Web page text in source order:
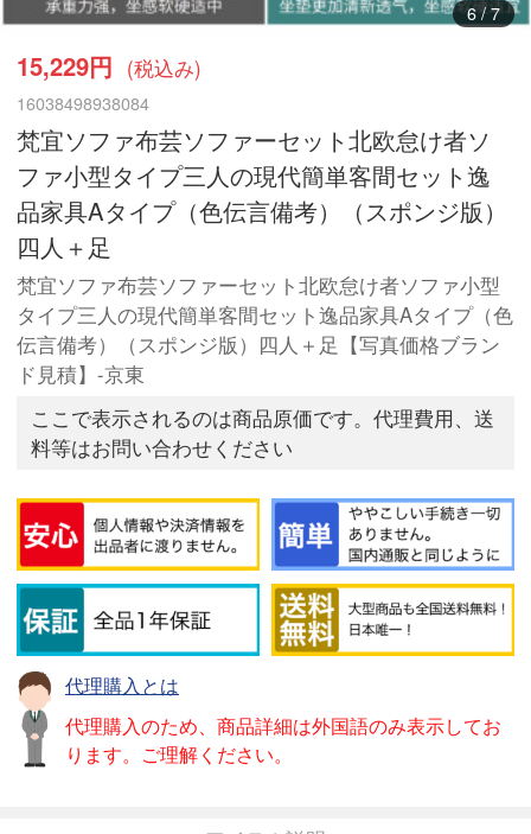
7/7
15,229円 (税込み)
16038498938084
梵宜ソファ布芸ソファーセット北欧怠け者ソ
ファ小型タイプ三人の現代簡単客間セット逸
品家具Aタイプ（色伝言備考）（スポンジ版）
四人＋足
梵宜ソファ布芸ソファーセット北欧怠け者ソファ小型
タイプ三人の現代簡単客間セット逸品家具Aタイプ（色
伝言備考）（スポンジ版）四人＋足【写真価格ブラン
ド見積】-京東
ここで表示されるのは商品原価です。代理費用、送
料等はお問い合わせください
代理購入とは
代理購入のため、商品詳細は外国語のみ表示してお
ります。ご理解ください。